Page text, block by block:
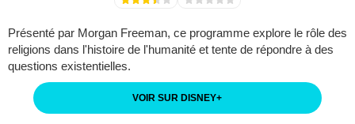
Présenté par Morgan Freeman, ce programme explore le rôle des
religions dans l'histoire de l'humanité et tente de répondre à des
questions existentielles.
VOIR SUR DISNEY+